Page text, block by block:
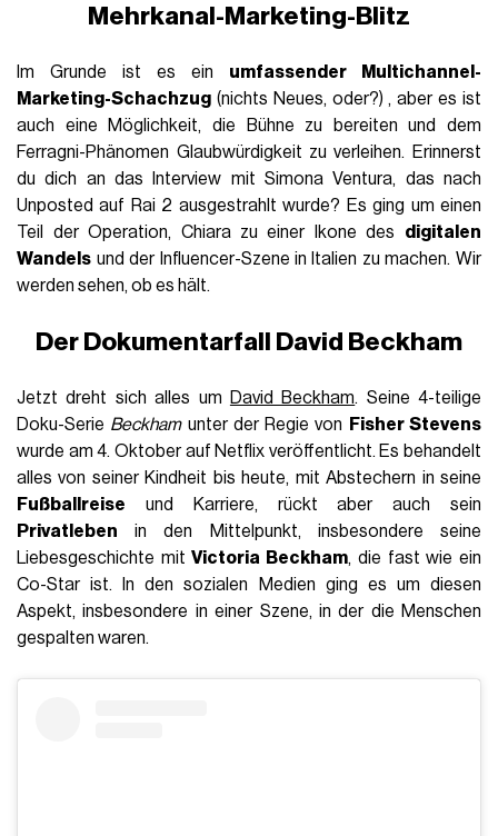
Mehrkanal-Marketing-Blitz
Im Grunde ist es ein umfassender Multichannel-
Marketing-Schachzug (nichts Neues, oder?) , aber es ist
auch eine Möglichkeit, die Bühne zu bereiten und dem
Ferragni-Phänomen Glaubwürdigkeit zu verleihen. Erinnerst
du dich an das Interview mit Simona Ventura, das nach
Unposted auf Rai 2 ausgestrahlt wurde? Es ging um einen
Teil der Operation, Chiara zu einer Ikone des digitalen
Wandels und der Influencer-Szene in Italien zu machen. Wir
werden sehen, ob es hält.
Der Dokumentarfall David Beckham
Jetzt dreht sich alles um David Beckham. Seine 4-teilige
Doku-Serie Beckhamunter der Regie von
Fisher Stevens
wurde am 4. Oktober auf Netflix veröffentlicht. Es behandelt
alles von seiner Kindheit bis heute, mit Abstechern in seine
Fußballreise und Karriere, rückt aber auch sein
Privatleben in den Mittelpunkt, insbesondere seine
Liebesgeschichte mitVictoria Beckham, die fast wie ein
Co-Star ist. In den sozialen Medien ging es um diesen
Aspekt, insbesondere in einer Szene, in der die Menschen
gespalten waren.